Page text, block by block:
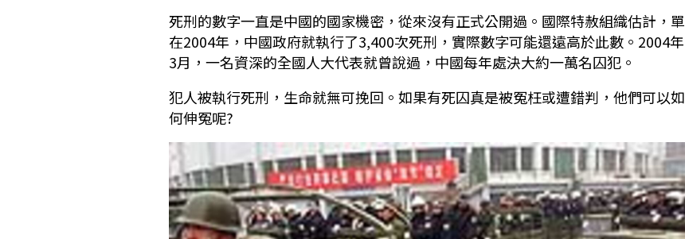
死刑的數字一直是中國的國家機密，從來沒有正式公開過。國際特赦組織估計，單
在2004年，中國政府就執行了3,400次死刑，實際數字可能還遠高於此數。2004年
3月，一名資深的全國人大代表就曾說過，中國每年處決大約一萬名囚犯。
犯人被執行死刑，生命就無可挽回。如果有死囚真是被冤枉或遭錯判，他們可以如
何伸冤呢?